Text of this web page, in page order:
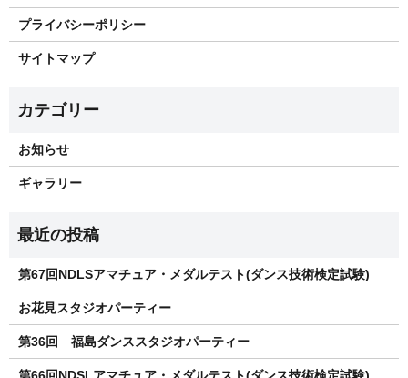
プライバシーポリシー
サイトマップ
お知らせ
ギャラリー
第67回NDLSアマチュア・メダルテスト(ダンス技術検定試験)
お花見スタジオパーティー
第36回 福島ダンススタジオパーティー